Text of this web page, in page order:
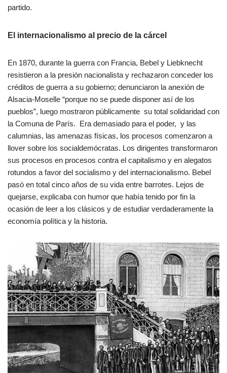
partido.
El internacionalismo al precio de la cárcel
En 1870, durante la guerra con Francia, Bebel y Liebknecht
resistieron a la presión nacionalista y rechazaron conceder los
créditos de guerra a su gobierno; denunciaron la anexión de
Alsacia-Moselle “porque no se puede disponer así de los
pueblos”, luego mostraron públicamente su total solidaridad con
la Comuna de París. Era demasiado para el poder, y las
calumnias, las amenazas físicas, los procesos comenzaron a
llover sobre los socialdemócratas. Los dirigentes transformaron
sus procesos en procesos contra el capitalismo y en alegatos
rotundos a favor del socialismo y del internacionalismo. Bebel
pasó en total cinco años de su vida entre barrotes. Lejos de
quejarse, explicaba con humor que había tenido por fin la
ocasión de leer a los clásicos y de estudiar verdaderamente la
economía política y la historia.